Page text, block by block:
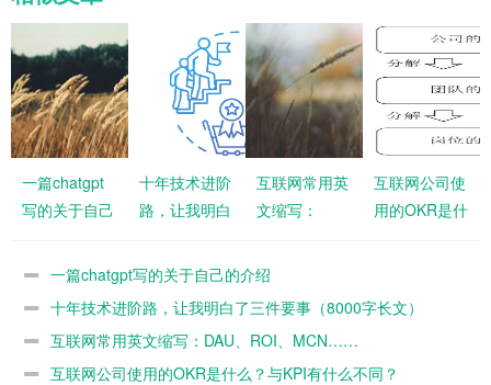
一篇chatgpt
写的关于自己
十年技术进阶
路，让我明白
（8000字长
互联网常用英
文缩写：
MCN……
互联网公司使
用的OKR是什
一篇chatgpt写的关于自己的介绍
十年技术进阶路，让我明白了三件要事（8000字长文）
互联网常用英文缩写：DAU、ROI、MCN……
互联网公司使用的OKR是什么？与KPI有什么不同？